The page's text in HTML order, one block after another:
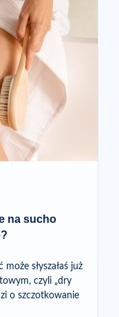
na sucho
słyszałaś już
czyli „dry
o szczotkowanie